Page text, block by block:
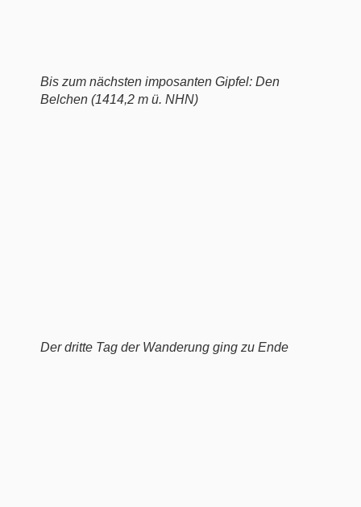
Bis zum nächsten imposanten Gipfel: Den
Belchen (1414,2 m ü. NHN)
Der dritte Tag der Wanderung ging zu Ende